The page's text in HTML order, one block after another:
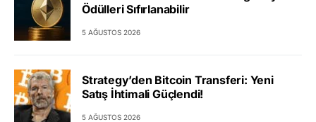
Ödülleri Sıfırlanabilir
5 AĞUSTOS 2026
Strategy’den Bitcoin Transferi: Yeni
Satış İhtimali Güçlendi!
5 AĞUSTOS 2026